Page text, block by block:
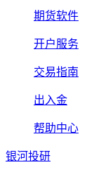
期货软件
开户服务
交易指南
出入金
帮助中心
银河投研